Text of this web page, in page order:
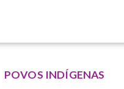
POVOS INDÍGENAS